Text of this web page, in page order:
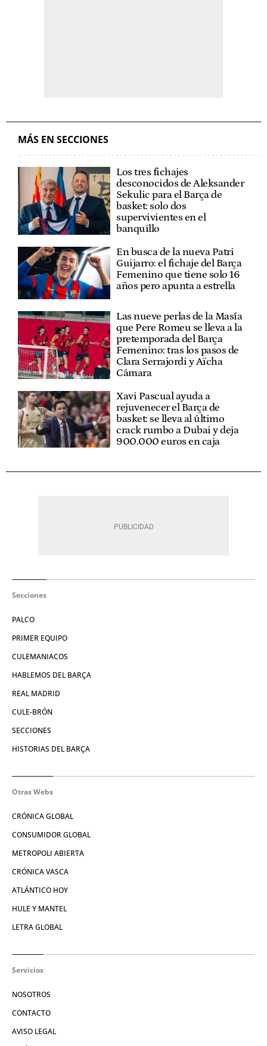
MÁS EN SECCIONES
Los tres fichajes
desconocidos de Aleksander
Sekulic para el Barça de
basket: solo dos
supervivientes en el
banquillo
En busca de la nueva Patri
Guijarro: el fichaje del Barça
Femenino que tiene solo 16
años pero apunta a estrella
Las nueve perlas de la Masía
que Pere Romeu se lleva a la
pretemporada del Barça
Femenino: tras los pasos de
Clara Serrajordi y Aïcha
Cámara
Xavi Pascual ayuda a
rejuvenecer el Barça de
basket: se lleva al último
crack rumbo a Dubai y deja
900.000 euros en caja
Secciones
PALCO
PRIMER EQUIPO
CULEMANIACOS
HABLEMOS DEL BARÇA
REAL MADRID
CULE-BRÓN
SECCIONES
HISTORIAS DEL BARÇA
Otras Webs
CRÓNICA GLOBAL
CONSUMIDOR GLOBAL
METROPOLI ABIERTA
CRÓNICA VASCA
ATLÁNTICO HOY
HULE Y MANTEL
LETRA GLOBAL
Servicios
NOSOTROS
CONTACTO
AVISO LEGAL